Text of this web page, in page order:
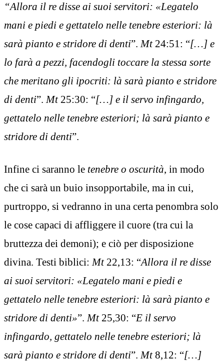
“Allora il re disse ai suoi servitori: «Legatelo
mani e piedi e gettatelo nelle tenebre esteriori: là
sarà pianto e stridore di denti”. Mt 24:51: “[…] e
lo farà a pezzi, facendogli toccare la stessa sorte
che meritano gli ipocriti: là sarà pianto e stridore
di denti”. Mt 25:30: “[…] e il servo infingardo,
gettatelo nelle tenebre esteriori; là sarà pianto e
stridore di denti”.
Infine ci saranno le tenebre o oscurità, in modo
che ci sarà un buio insopportabile, ma in cui,
purtroppo, si vedranno in una certa penombra solo
le cose capaci di affliggere il cuore (tra cui la
bruttezza dei demoni); e ciò per disposizione
divina. Testi biblici: Mt22,13: “Allora il re disse
ai suoi servitori: «Legatelo mani e piedi e
gettatelo nelle tenebre esteriori: là sarà pianto e
stridore di denti»”. Mt 25,30: “E il servo
infingardo, gettatelo nelle tenebre esteriori; là
sarà pianto e stridore di denti”. Mt8,12: “[…]